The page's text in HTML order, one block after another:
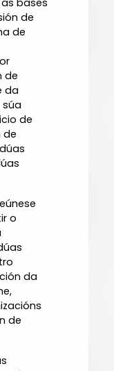
bases
de
de
de
da
de
de
o
da
de